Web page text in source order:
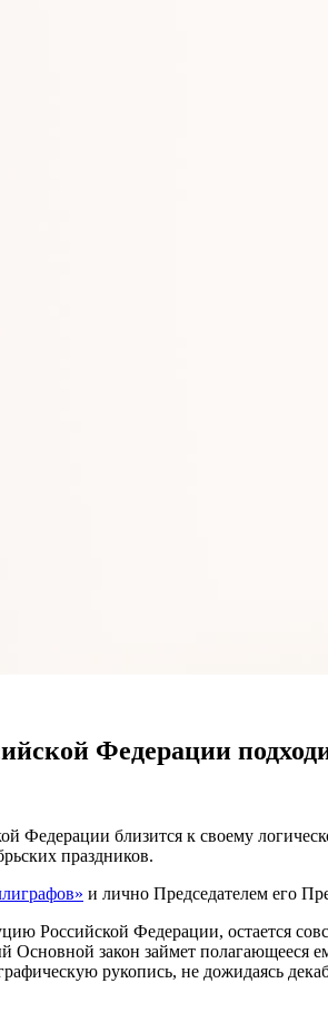
Федерации
близится к своему
праздников.
и лично Председателем его
Российской Федерации, остается
закон займет полагающееся
рукопись, не дожидаясь